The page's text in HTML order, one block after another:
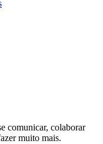
comunicar, colaborar
muito mais.